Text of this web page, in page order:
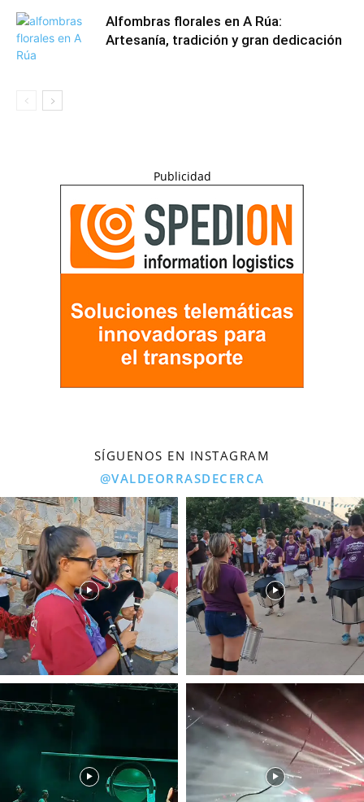
Alfombras florales en A Rúa:
Artesanía, tradición y gran dedicación
Publicidad
SÍGUENOS EN INSTAGRAM
@VALDEORRASDECERCA